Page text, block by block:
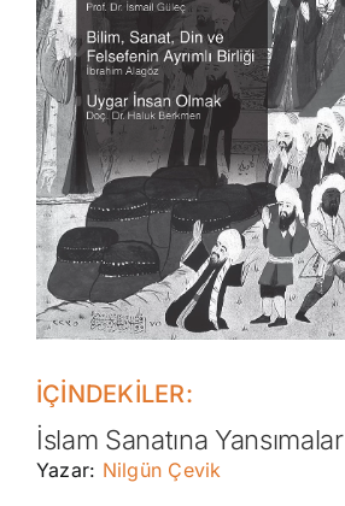
İÇİNDEKİLER:
İslam Sanatına Yansımalar
Yazar: Nilgün Çevik